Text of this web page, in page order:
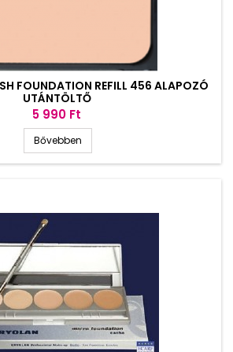
FOUNDATION REFILL 456 ALAPOZÓ
UTÁNTÖLTŐ
Ár
5 990 Ft
Bővebben